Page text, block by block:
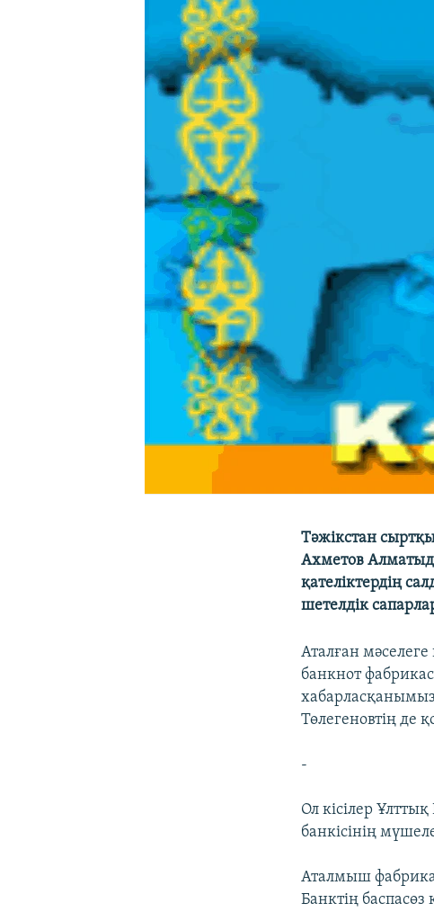
Тәжікстан
Ахметов
қателіктердің
шетелдік
Аталған
банкнот
Төлегеновтің де
-
Ол кісілер
банкісінің
Аталмыш фабрика
Банктің